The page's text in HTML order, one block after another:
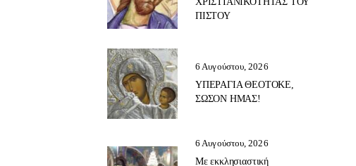
ΠΙΣΤΟΥ
6 Αυγούστου, 2026
ΥΠΕΡΑΓΙΑ ΘΕΟΤΟΚΕ,
ΣΩΣΟΝ ΗΜΑΣ!
6 Αυγούστου, 2026
Με εκκλησιαστική